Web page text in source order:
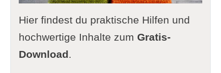
Hier findest du praktische Hilfen und
hochwertige Inhalte zum Gratis-
Download.